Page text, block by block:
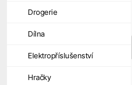
Drogerie
Dílna
Elektropříslušenství
Hračky